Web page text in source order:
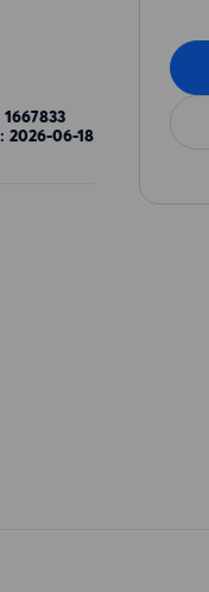
1667833
2026-06-18